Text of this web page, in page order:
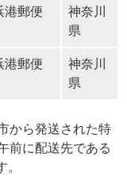
港郵便
神奈川
県
港郵便
神奈川
県
から発送された特
前に配送先である